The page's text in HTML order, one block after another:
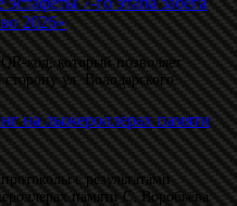
2026»
код, который позволяет
ул. Володарского.
на лыжероллерах памяти
с результатами
памяти С. Воробьёва.